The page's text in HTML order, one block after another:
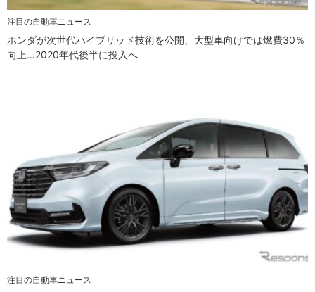
注目の自動車ニュース
ホンダが次世代ハイブリッド技術を公開、大型車向けでは燃費30％
向上…2020年代後半に投入へ
注目の自動車ニュース